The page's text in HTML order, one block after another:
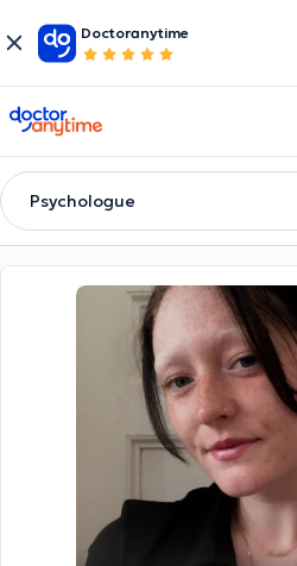
Doctoranytime
doctoranytime
Psychologue